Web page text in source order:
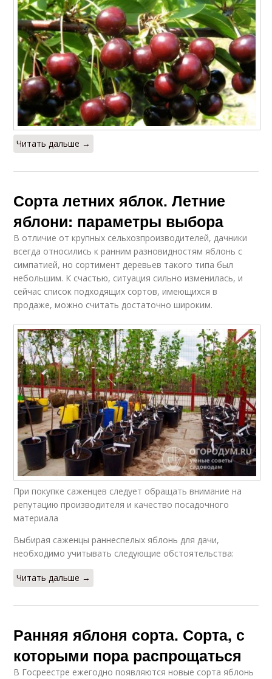
Читать дальше →
Сорта летних яблок. Летние
яблони: параметры выбора
В отличие от крупных сельхозпроизводителей, дачники
всегда относились к ранним разновидностям яблонь с
симпатией, но сортимент деревьев такого типа был
небольшим. К счастью, ситуация сильно изменилась, и
сейчас список подходящих сортов, имеющихся в
продаже, можно считать достаточно широким.
При покупке саженцев следует обращать внимание на
репутацию производителя и качество посадочного
материала
Выбирая саженцы раннеспелых яблонь для дачи,
необходимо учитывать следующие обстоятельства:
Читать дальше →
Ранняя яблоня сорта. Сорта, с
которыми пора распрощаться
В Госреестре ежегодно появляются новые сорта яблонь